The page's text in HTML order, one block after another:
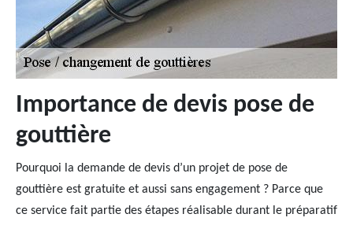
Importance de devis pose de
gouttière
Pourquoi la demande de devis d’un projet de pose de
gouttière est gratuite et aussi sans engagement ? Parce que
ce service fait partie des étapes réalisable durant le préparatif